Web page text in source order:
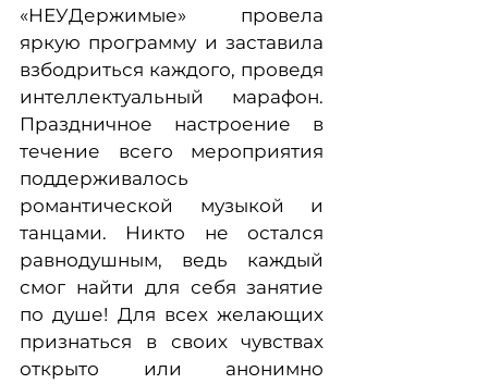
«НЕУДержимые» провела
яркую программу и заставила
взбодриться каждого, проведя
интеллектуальный марафон.
Праздничное настроение в
течение всего мероприятия
поддерживалось
романтической музыкой и
танцами. Никто не остался
равнодушным, ведь каждый
смог найти для себя занятие
по душе! Для всех желающих
признаться в своих чувствах
открыто или анонимно